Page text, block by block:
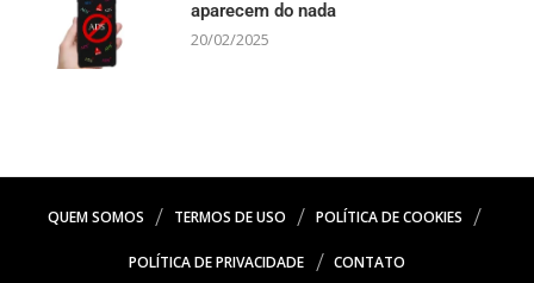
aparecem do nada
20/02/2025
QUEM SOMOS TERMOS DE USO POLÍTICA DE COOKIES
POLÍTICA DE PRIVACIDADE CONTATO